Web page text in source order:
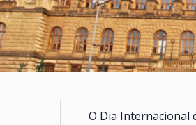
O Dia Internacional